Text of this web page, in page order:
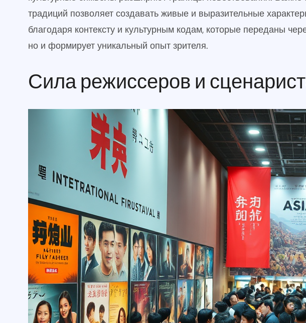
традиций позволяет создавать живые и выразительные
благодаря контексту и культурным кодам, которые переданы
но и формирует уникальный опыт зрителя.
Сила режиссеров и